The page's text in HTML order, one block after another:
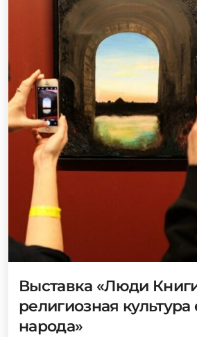
Выставка «Люди
религиозная
народа»